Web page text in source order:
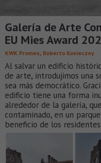
Galería de Arte
EU Mies Award
KWK Promes, Roberto Konieczny
Al salvar un edificio
de arte, introdujimos una
sea más democrático.
edificio tiene una forma
alrededor de la galería,
contaminado, en un
beneficio de los residentes.